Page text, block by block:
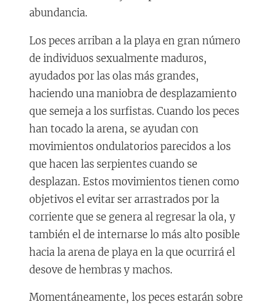
abundancia.
Los peces arriban a la playa en gran número
de individuos sexualmente maduros,
ayudados por las olas más grandes,
haciendo una maniobra de desplazamiento
que semeja a los surfistas. Cuando los peces
han tocado la arena, se ayudan con
movimientos ondulatorios parecidos a los
que hacen las serpientes cuando se
desplazan. Estos movimientos tienen como
objetivos el evitar ser arrastrados por la
corriente que se genera al regresar la ola, y
también el de internarse lo más alto posible
hacia la arena de playa en la que ocurrirá el
desove de hembras y machos.
Momentáneamente, los peces estarán sobre